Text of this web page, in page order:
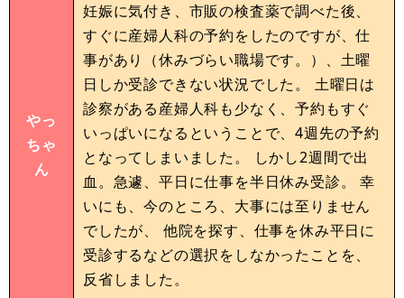
やっ
ちゃ
ん
妊娠に気付き、市販の検査薬で調べた後、
すぐに産婦人科の予約をしたのですが、仕
事があり（休みづらい職場です。）、土曜
日しか受診できない状況でした。 土曜日は
診察がある産婦人科も少なく、予約もすぐ
いっぱいになるということで、4週先の予約
となってしまいました。 しかし2週間で出
血。急遽、平日に仕事を半日休み受診。 幸
いにも、今のところ、大事には至りません
でしたが、 他院を探す、仕事を休み平日に
受診するなどの選択をしなかったことを、
反省しました。